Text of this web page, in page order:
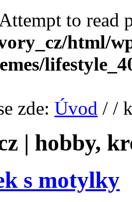
to read
html/
zde: Úvod / /
| hobby,
s motylky